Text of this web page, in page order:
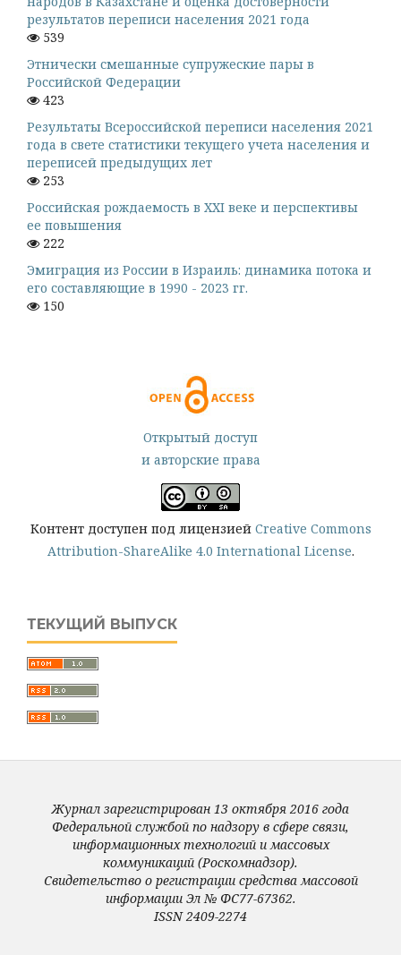
результатов переписи населения 2021 года
539
Этнически смешанные супружеские пары в
Российской Федерации
423
Результаты Всероссийской переписи населения 2021
года в свете статистики текущего учета населения и
переписей предыдущих лет
253
Российская рождаемость в XXI веке и перспективы
ее повышения
222
Эмиграция из России в Израиль: динамика потока и
его составляющие в 1990 - 2023 гг.
150
Открытый доступ
и авторские права
Контент доступен под лицензией Creative Commons
Attribution-ShareAlike 4.0 International License.
ТЕКУЩИЙ ВЫПУСК
Журнал зарегистрирован 13 октября 2016 года
Федеральной службой по надзору в сфере связи,
информационных технологий и массовых
коммуникаций (Роскомнадзор).
Свидетельство о регистрации средства массовой
информации Эл № ФС77-67362.
ISSN 2409-2274